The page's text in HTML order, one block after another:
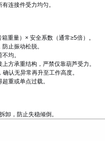
连接件受力均匀。
重量）× 安全系数（通常≥5倍）。
止振动松脱。
均。
方承重结构，严禁仅靠葫芦受力。
认无异常再升至工作高度。
重或单点过载。
卸，防止失稳倾倒。